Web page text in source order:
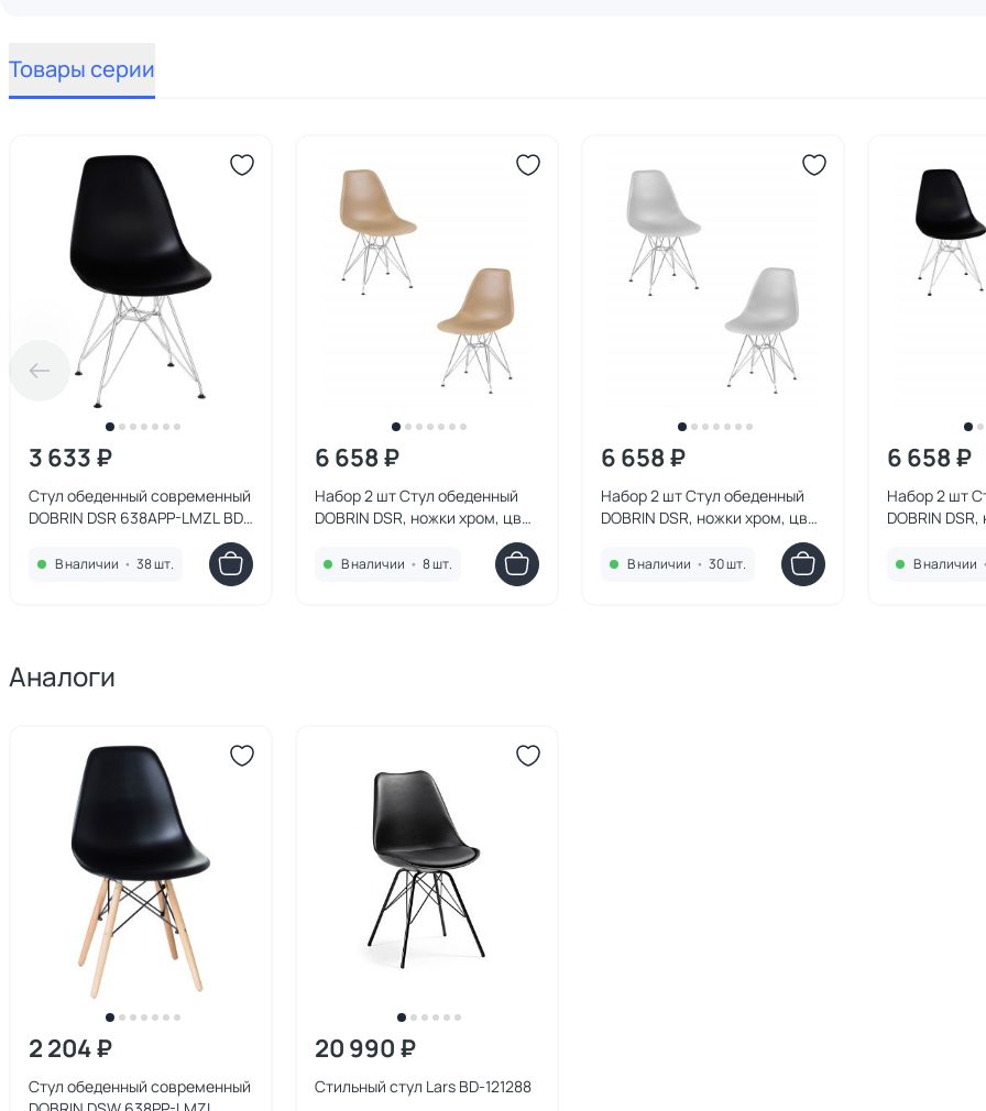
Товары серии
3 633 ₽
Стул обеденный современный
DOBRIN DSR 638APP-LMZL BD-
В наличии • 38 шт.
6 658 ₽
Набор 2 шт Стул обеденный
DOBRIN DSR, ножки хром, цвет
638APP-LMZL DSR
В наличии • 8 шт.
6 658 ₽
Набор 2 шт Стул обеденный
DOBRIN DSR, ножки хром, цвет
светло-серый (GR-01) SET-2
638APP-LMZL DSR
В наличии • 30 шт.
6 658 ₽
Набор 2 шт
DOBRIN
чёрный (B-
LMZL DSR
В наличии •
Аналоги
2 204 ₽
Стул обеденный современный
20 990 ₽
Стильный стул Lars BD-121288